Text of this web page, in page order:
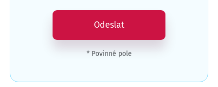
Odeslat
* Povinné pole